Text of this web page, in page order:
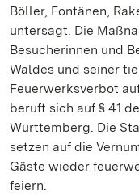
Böller, Fontänen,
untersagt. Die
Besucherinnen und
Waldes und seiner
Feuerwerksverbot
beruft sich auf § 41
Württemberg. Die
setzen auf die
Gäste wieder
feiern.